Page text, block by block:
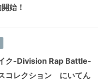
始！
ク-Division Rap Battle-
コレクション にいてん